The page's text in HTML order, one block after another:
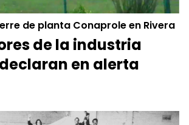
de planta Conaprole en Rivera
de la industria
en alerta